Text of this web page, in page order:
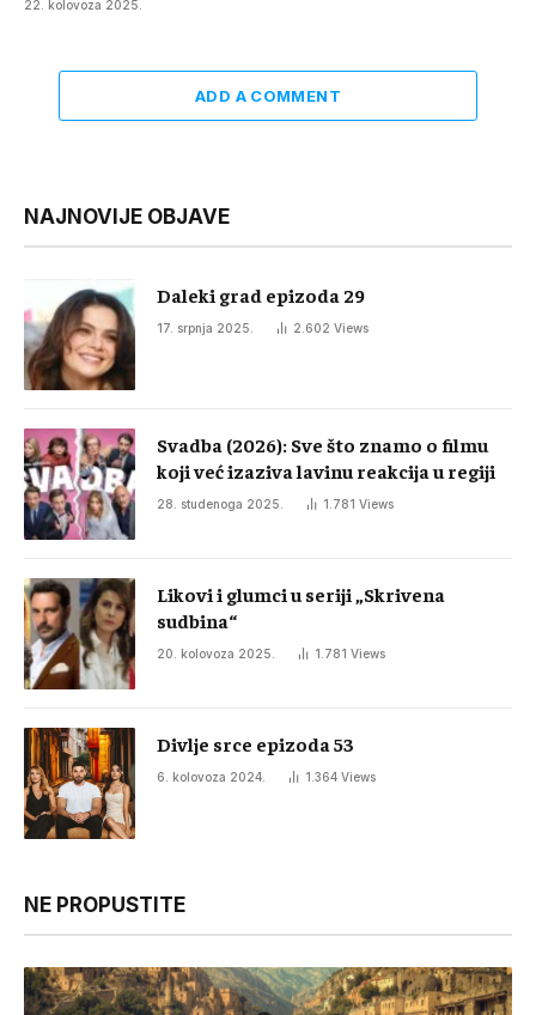
22. kolovoza 2025.
ADD A COMMENT
NAJNOVIJE OBJAVE
Daleki grad epizoda 29
17. srpnja 2025. 2.602 Views
Svadba (2026): Sve što znamo o filmu
koji već izaziva lavinu reakcija u regiji
28. studenoga 2025. 1.781 Views
Likovi i glumci u seriji „Skrivena
sudbina“
20. kolovoza 2025. 1.781 Views
Divlje srce epizoda 53
6. kolovoza 2024. 1.364 Views
NE PROPUSTITE